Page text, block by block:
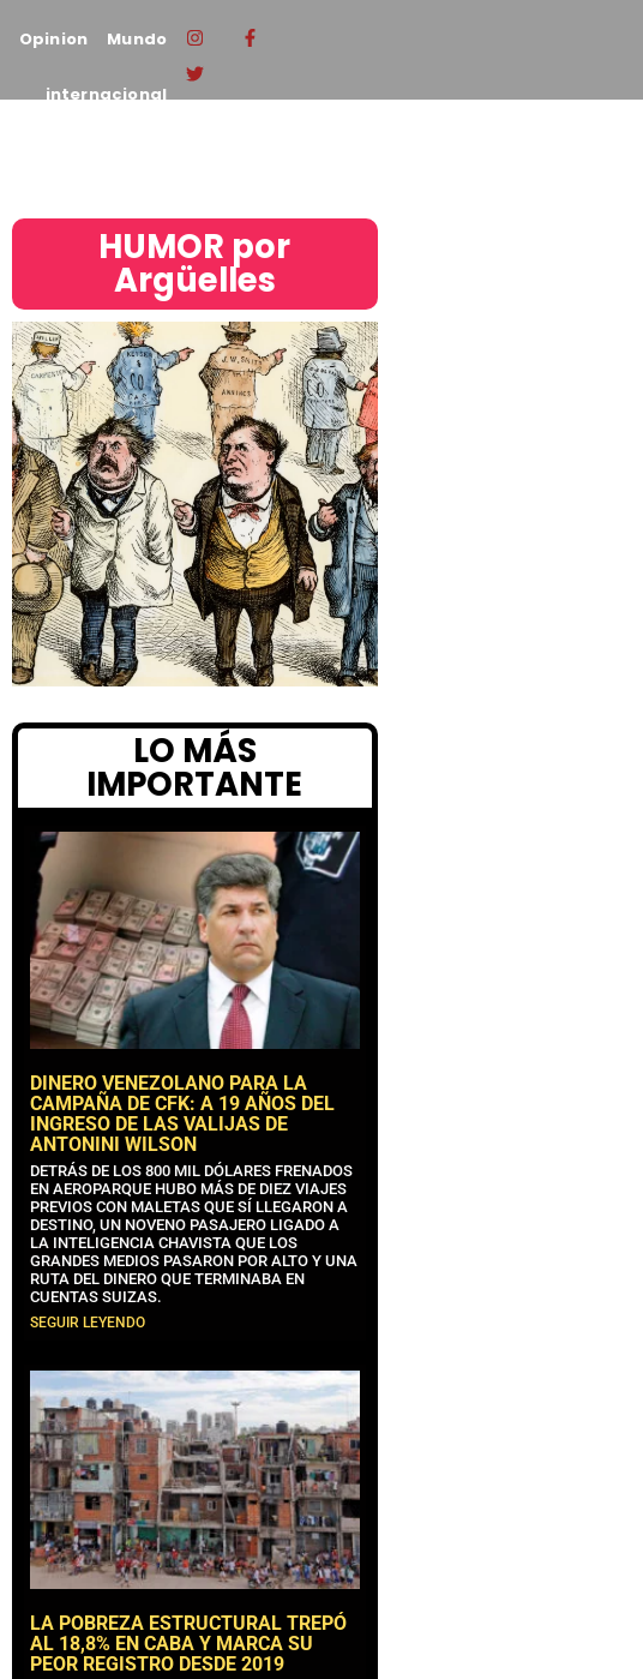
Opinion Mundo
internacional
HUMOR por
Argüelles​
LO MÁS
IMPORTANTE
DINERO VENEZOLANO PARA LA
CAMPAÑA DE CFK: A 19 AÑOS DEL
INGRESO DE LAS VALIJAS DE
ANTONINI WILSON
DETRÁS DE LOS 800 MIL DÓLARES FRENADOS
EN AEROPARQUE HUBO MÁS DE DIEZ VIAJES
PREVIOS CON MALETAS QUE SÍ LLEGARON A
DESTINO, UN NOVENO PASAJERO LIGADO A
LA INTELIGENCIA CHAVISTA QUE LOS
GRANDES MEDIOS PASARON POR ALTO Y UNA
RUTA DEL DINERO QUE TERMINABA EN
CUENTAS SUIZAS.
SEGUIR LEYENDO
LA POBREZA ESTRUCTURAL TREPÓ
AL 18,8% EN CABA Y MARCA SU
PEOR REGISTRO DESDE 2019